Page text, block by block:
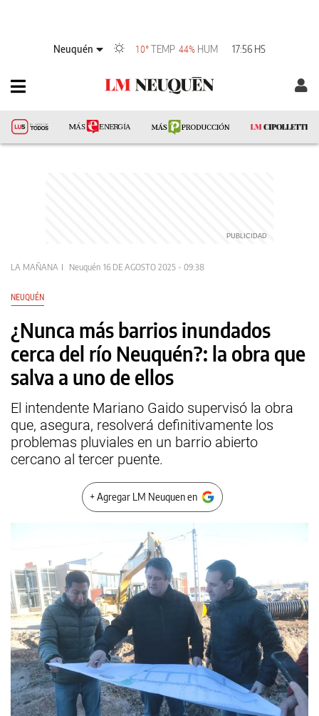
Neuquén 10°TEMP 44% HUM 17:56 HS
LA MAÑANA Neuquén 16 DE AGOSTO 2025 - 09:38
NEUQUÉN
¿Nunca más barrios inundados
cerca del río Neuquén?: la obra que
salva a uno de ellos
El intendente Mariano Gaido supervisó la obra
que, asegura, resolverá definitivamente los
problemas pluviales en un barrio abierto
cercano al tercer puente.
+ Agregar LM Neuquen en